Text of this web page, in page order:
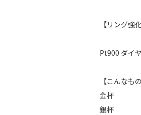
【リング強
Pt900 ダイ
【こんなも
金杯
銀杯